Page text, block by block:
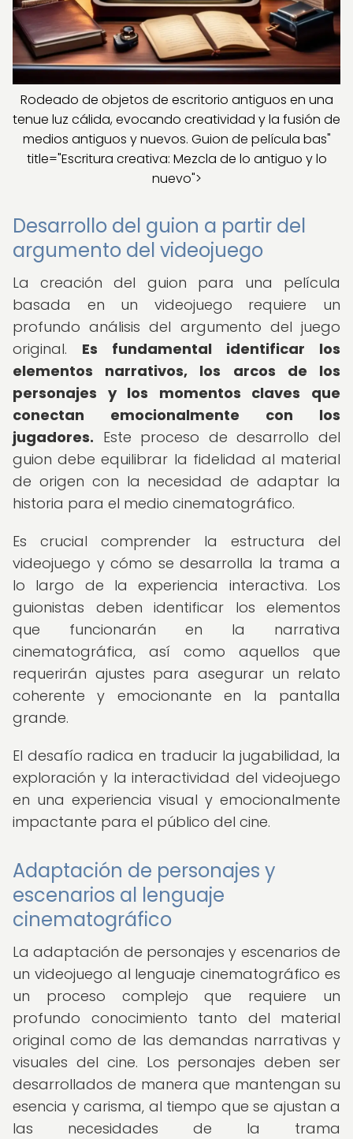
Rodeado de objetos de escritorio antiguos en una
tenue luz cálida, evocando creatividad y la fusión de
medios antiguos y nuevos. Guion de película bas"
title="Escritura creativa: Mezcla de lo antiguo y lo
nuevo">
Desarrollo del guion a partir del
argumento del videojuego
La creación del guion para una película
basada en un videojuego requiere un
profundo análisis del argumento del juego
original. Es fundamental identificar los
elementos narrativos, los arcos de los
personajes y los momentos claves que
conectan emocionalmente con los
jugadores. Este proceso de desarrollo del
guion debe equilibrar la fidelidad al material
de origen con la necesidad de adaptar la
historia para el medio cinematográfico.
Es crucial comprender la estructura del
videojuego y cómo se desarrolla la trama a
lo largo de la experiencia interactiva. Los
guionistas deben identificar los elementos
que funcionarán en la narrativa
cinematográfica, así como aquellos que
requerirán ajustes para asegurar un relato
coherente y emocionante en la pantalla
grande.
El desafío radica en traducir la jugabilidad, la
exploración y la interactividad del videojuego
en una experiencia visual y emocionalmente
impactante para el público del cine.
Adaptación de personajes y
escenarios al lenguaje
cinematográfico
La adaptación de personajes y escenarios de
un videojuego al lenguaje cinematográfico es
un proceso complejo que requiere un
profundo conocimiento tanto del material
original como de las demandas narrativas y
visuales del cine. Los personajes deben ser
desarrollados de manera que mantengan su
esencia y carisma, al tiempo que se ajustan a
las necesidades de la trama